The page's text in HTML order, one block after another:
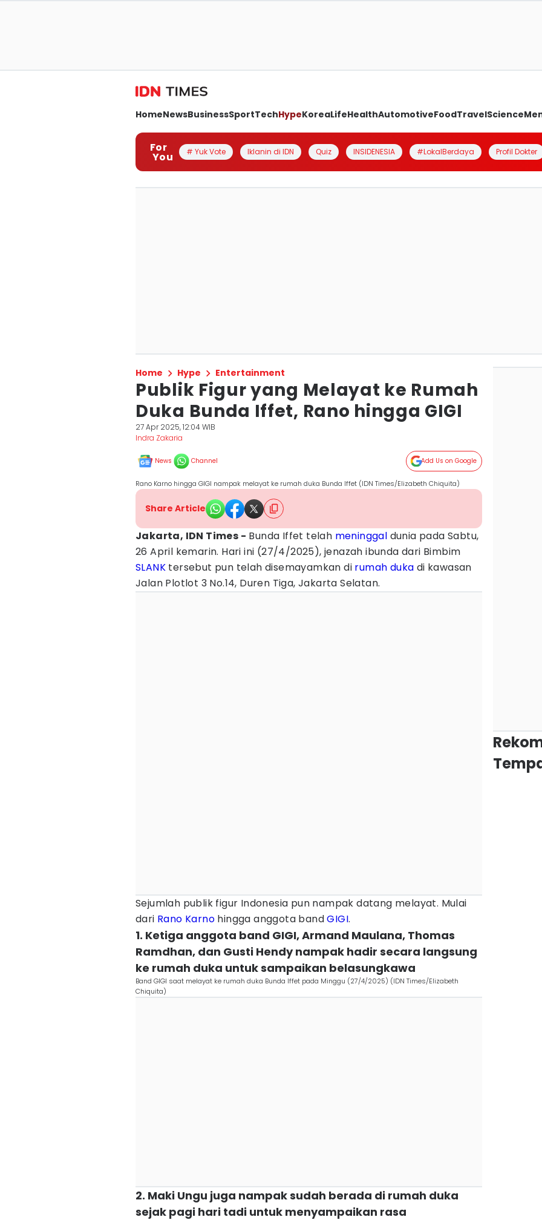
HomeNewsBusinessSportTechHypeKoreaLifeHealthAutomotiveFoodTravelScience
For
You # Yuk Vote Iklanin di IDN Quiz INSIDENESIA #LokalBerdaya Profil Dokter
Home Hype Entertainment
Publik Figur yang Melayat ke Rumah
Duka Bunda Iffet, Rano hingga GIGI
27 Apr 2025, 12:04 WIB
Indra Zakaria
News Channel Add Us on Google
Rano Karno hingga GIGI nampak melayat ke rumah duka Bunda Iffet (IDN Times/Elizabeth Chiquita)
Share Article
Jakarta, IDN Times - Bunda Iffet telah meninggal dunia pada Sabtu,
26 April kemarin. Hari ini (27/4/2025), jenazah ibunda dari Bimbim
SLANK tersebut pun telah disemayamkan di rumah duka di kawasan
Jalan Plotlot 3 No.14, Duren Tiga, Jakarta Selatan.
Sejumlah publik figur Indonesia pun nampak datang melayat. Mulai
dari Rano Karno hingga anggota bandGIGI.
1. Ketiga anggota band GIGI, Armand Maulana, Thomas
Ramdhan, dan Gusti Hendy nampak hadir secara langsung
ke rumah duka untuk sampaikan belasungkawa
Band GIGI saat melayat ke rumah duka Bunda Iffet pada Minggu (27/4/2025) (IDN Times/Elizabeth
Chiquita)
2. Maki Ungu juga nampak sudah berada di rumah duka
sejak pagi hari tadi untuk menyampaikan rasa